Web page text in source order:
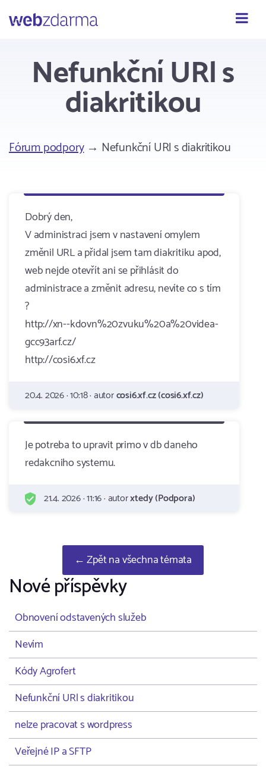
Webzdarma
Nefunkční URl s
diakritikou
Fórum podpory→ Nefunkční URl s diakritikou
Dobrý den,
V administraci jsem v nastavení omylem
změnil URL a přidal jsem tam diakritiku apod,
web nejde otevřít ani se přihlásit do
administrace a změnit adresu, nevíte co s tím
?
http://xn--kdovn%20zvuku%20a%20videa-
gcc93arf.cz/
http://cosi6.xf.cz
20.4. 2026 · 10:18 · autorcosi6.xf.cz (cosi6.xf.cz)
Je potreba to upravit primo v db daneho
redakcniho systemu.
21.4. 2026 · 11:16 · autorxtedy (Podpora)
← Zpět na všechna témata
Nové příspěvky
Obnovení odstavených služeb
Nevím
Kódy Agrofert
Nefunkční URl s diakritikou
nelze pracovat s wordpress
Veřejné IP a SFTP